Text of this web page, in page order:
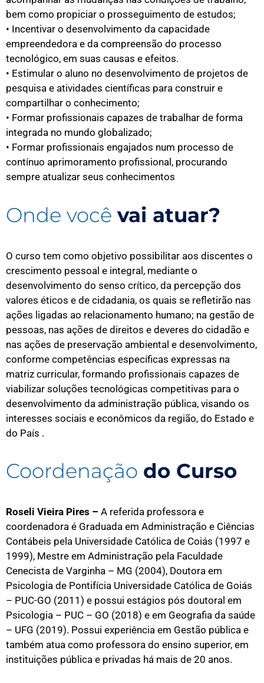
bem como propiciar o prosseguimento de estudos;
• Incentivar o desenvolvimento da capacidade
empreendedora e da compreensão do processo
tecnológico, em suas causas e efeitos.
• Estimular o aluno no desenvolvimento de projetos de
pesquisa e atividades científicas para construir e
compartilhar o conhecimento;
• Formar profissionais capazes de trabalhar de forma
integrada no mundo globalizado;
• Formar profissionais engajados num processo de
contínuo aprimoramento profissional, procurando
sempre atualizar seus conhecimentos
Onde você vai atuar?
O curso tem como objetivo possibilitar aos discentes o
crescimento pessoal e integral, mediante o
desenvolvimento do senso crítico, da percepção dos
valores éticos e de cidadania, os quais se refletirão nas
ações ligadas ao relacionamento humano; na gestão de
pessoas, nas ações de direitos e deveres do cidadão e
nas ações de preservação ambiental e desenvolvimento,
conforme competências específicas expressas na
matriz curricular, formando profissionais capazes de
viabilizar soluções tecnológicas competitivas para o
desenvolvimento da administração pública, visando os
interesses sociais e econômicos da região, do Estado e
do País .
Coordenação do Curso
Roseli Vieira Pires – A referida professora e
coordenadora é Graduada em Administração e Ciências
Contábeis pela Universidade Católica de Coiás (1997 e
1999), Mestre em Administração pela Faculdade
Cenecista de Varginha – MG (2004), Doutora em
Psicologia de Pontifícia Universidade Católica de Goiás
– PUC-GO (2011) e possui estágios pós doutoral em
Psicologia – PUC – GO (2018) e em Geografia da saúde
– UFG (2019). Possui experiência em Gestão pública e
também atua como professora do ensino superior, em
instituições pública e privadas há mais de 20 anos.